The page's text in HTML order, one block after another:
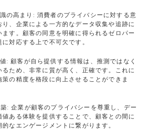
の高まり: 消費者のプライバシーに対する意
、企業による一方的なデータ収集や追跡に
す。顧客の同意を明確に得られるゼロパー
対応する上で不可欠です。
: 顧客が自ら提供する情報は、推測ではなく
ため、非常に質が高く、正確です。これに
の精度を格段に向上させることができま
: 企業が顧客のプライバシーを尊重し、デー
ある体験を提供することで、顧客との間に
なエンゲージメントに繋がります。